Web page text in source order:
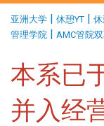
亚洲大学 | 休憩YT | 休
管理学院 | AMC管院
本系已
并入经